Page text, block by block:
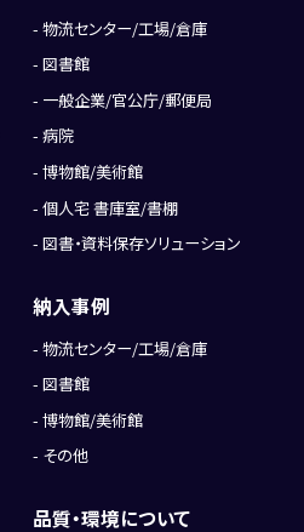
物流センター/工場/倉庫
図書館
一般企業/官公庁/郵便局
病院
博物館/美術館
個人宅 書庫室/書棚
図書・資料保存ソリューション
納入事例
物流センター/工場/倉庫
図書館
博物館/美術館
その他
品質・環境について